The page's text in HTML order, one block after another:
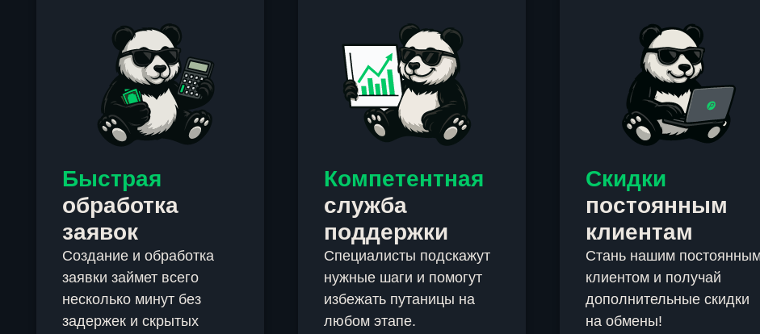
Быстрая
обработка
заявок
Создание и обработка
заявки займет всего
несколько минут без
задержек и скрытых
Компетентная
служба
поддержки
Специалисты подскажут
нужные шаги и помогут
избежать путаницы на
любом этапе.
Скидки
постоянным
клиентам
Стань нашим
клиентом и получай
дополнительные скидки
на обмены!